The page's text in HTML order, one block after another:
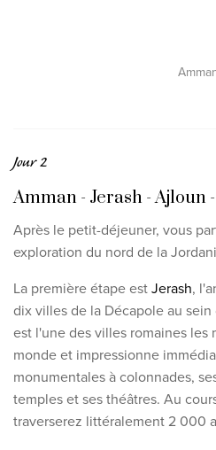
Jour 2
Amman - Jerash - Ajloun
Après le petit-déjeuner, vous
exploration du nord de la
La première étape estJerash,
dix villes de la Décapole au
est l'une des villes romaines les
monde et impressionne
monumentales à colonnades,
temples et ses théâtres. Au
traverserez littéralement 2 000